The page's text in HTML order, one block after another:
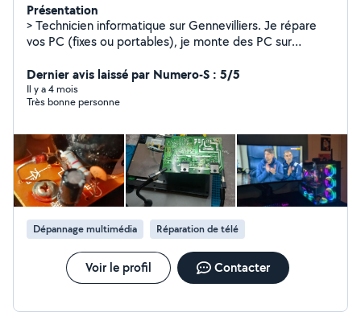
Présentation
> Technicien informatique sur Gennevilliers. Je répare
vos PC (fixes ou portables), je monte des PC sur
virus, je règle vos soucis réseau ou imprimante.
Interventions à domicile ou à distance. Paiement
possible sur l'application, en espèces ou via PayPal.
TSSR (Technicien Systèmes & Réseaux).
Dernier avis laissé par Numero-S : 5/5
Il y a 4 mois
Très bonne personne
Dépannage multimédia Réparation de télé
Voir le profil Contacter